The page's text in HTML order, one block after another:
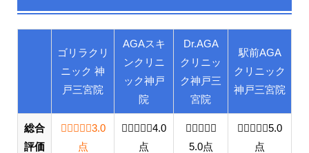
ゴリラクリ
ニック 神
戸三宮院
AGAスキ
ンクリニ
ック神戸
院
Dr.AGA
クリニッ
ク神戸三
宮院
駅前AGA
クリニック
神戸三宮院
総合
評価
3.0 out of 5.0 stars
3.0
点
4.0 out of 5.0 stars
4.0
点
5.0 out of 5.0 stars
5.0点
5.0 out
5.0
点